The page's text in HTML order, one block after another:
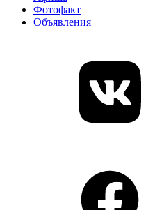
Фотофакт
Объявления